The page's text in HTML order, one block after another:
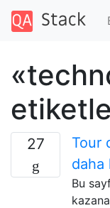
27
Tour
daha
Bu